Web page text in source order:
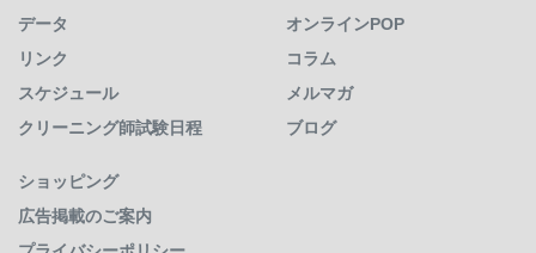
データ
リンク
スケジュール
クリーニング師試験日程
オンラインPOP
コラム
メルマガ
ブログ
ショッピング
広告掲載のご案内